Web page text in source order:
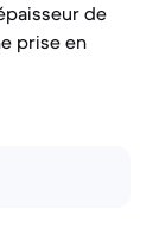
de
prise en